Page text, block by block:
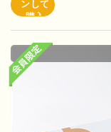
ンして
購入